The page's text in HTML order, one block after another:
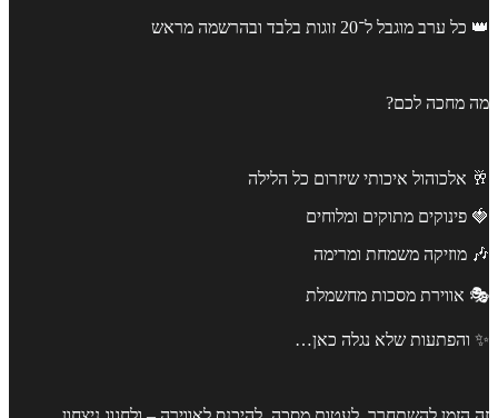
👑 כל ערב מוגבל ל־20 זוגות בלבד ובהרשמה מראש
מה מחכה לכם?
🥂 אלכוהול איכותי שיזרום כל הלילה
🍓 פינוקים מתוקים ומלוחים
🎶 מוזיקה משמחת ומרימה
🎭 אווירת מסכות מחשמלת
✨ והפתעות שלא נגלה כאן…